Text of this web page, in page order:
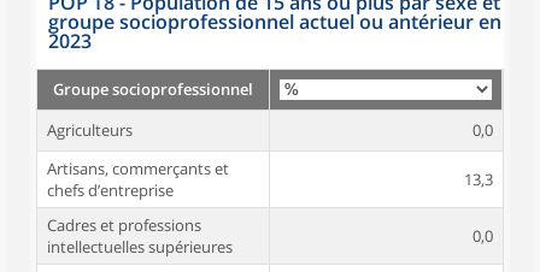
groupe socioprofessionnel actuel ou antérieur en
2023
Groupe socioprofessionnel
Agriculteurs
0,0
Artisans, commerçants et
chefs d’entreprise
13,3
Cadres et professions
intellectuelles supérieures
0,0